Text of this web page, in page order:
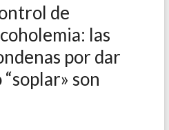
de
las
por dar
son